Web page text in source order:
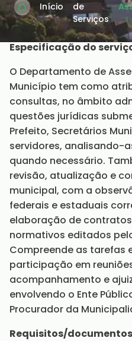
Início
de
Serviços
Especificação do
O Departamento de
Município tem como
consultas, no âmbito
questões jurídicas
Prefeito, Secretários
servidores, analisando-
quando necessário.
revisão, atualização e
municipal, com a
federais e estaduais
elaboração de
normativos editados
Compreende as tarefas
participação em
acompanhamento e
envolvendo o Ente
Procurador da
Requisitos/